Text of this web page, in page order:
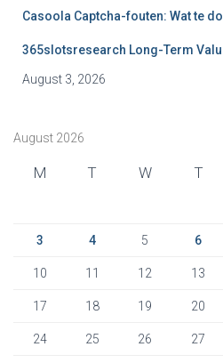
Casoola Captcha-fouten: Wat te
365slotsresearch Long-Term
August 3, 2026
August 2026
M T W T
3 4 5 6
10 11 12 13
17 18 19 20
24 25 26 27